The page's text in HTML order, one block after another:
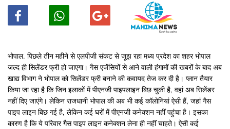
भोपाल. पिछले तीन महीने से एलपीजी संकट से जूझ रहा मध्य प्रदेश का शहर भोपाल
जल्द ही सिलेंडर फ्री हो जाएगा। गैस एजेंसियों से आने वाली हंगामों की खबरों के बाद अब
खाद्य विभाग ने भोपाल को सिलेंडर फ्री बनाने की कवायद तेज कर दी है। प्लान तैयार
किया जा रहा है कि जिन इलाकों में पीएनजी पाइपलाइन बिछ चुकी है, वहां अब सिलेंडर
नहीं दिए जाएंगे। लेकिन राजधानी भोपाल की अब भी कई कॉलोनियां ऐसी हैं, जहां गैस
पाइप लाइन बिछ गई है, लेकिन कई घरों में पीएनजी कनेक्शन नहीं पहुंचा है। इसका
कारण है कि ये परिवार गैस पाइप लाइन कनेक्शन लेना ही नहीं चाहते। ऐसी कई